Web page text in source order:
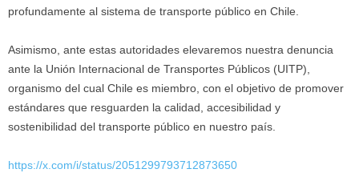
profundamente al sistema de transporte público en Chile.
Asimismo, ante estas autoridades elevaremos nuestra denuncia
ante la Unión Internacional de Transportes Públicos (UITP),
organismo del cual Chile es miembro, con el objetivo de promover
estándares que resguarden la calidad, accesibilidad y
sostenibilidad del transporte público en nuestro país.
https://x.com/i/status/2051299793712873650